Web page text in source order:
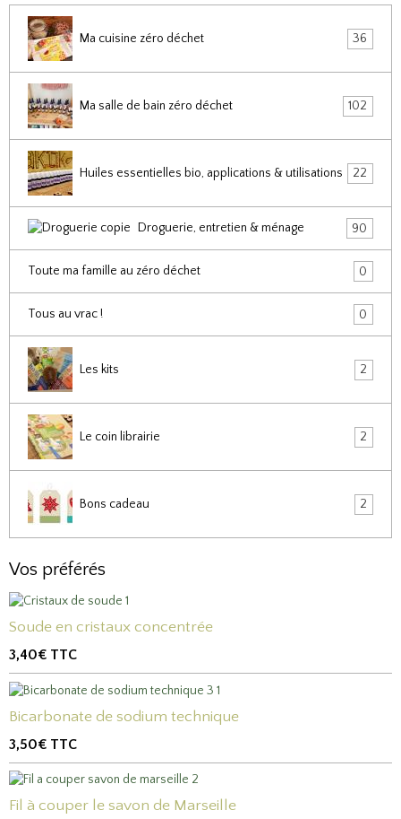
Ma cuisine zéro déchet 36
Ma salle de bain zéro déchet 102
Huiles essentielles bio, applications & utilisations 22
Droguerie, entretien & ménage 90
Toute ma famille au zéro déchet 0
Tous au vrac ! 0
Les kits 2
Le coin librairie 2
Bons cadeau 2
Vos préférés
Soude en cristaux concentrée
3,40€ TTC
Bicarbonate de sodium technique
3,50€ TTC
Fil à couper le savon de Marseille